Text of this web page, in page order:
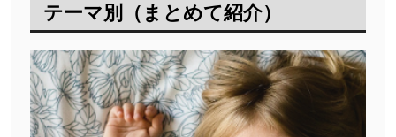
テーマ別（まとめて紹介）